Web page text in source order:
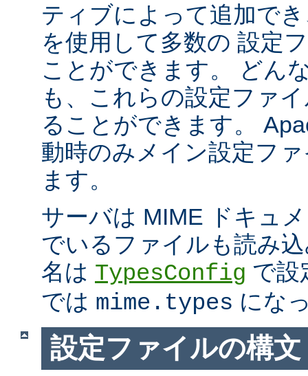
ティブによって追加で
を使用して多数の 設定
ことができます。 どん
も、これらの設定ファ
ることができます。
動時のみメイン設定フ
ます。
サーバは MIME ドキュ
でいるファイルも読み
名は TypesConfig で設
では mime.types にな
設定ファイルの構文